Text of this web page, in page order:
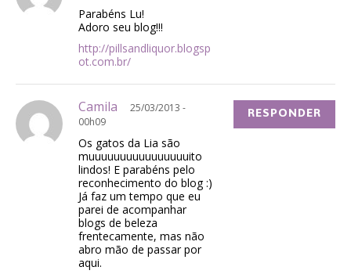
Parabéns Lu!
Adoro seu blog!!!
http://pillsandliquor.blogsp
ot.com.br/
Camila
25/03/2013 -
00h09
Os gatos da Lia são
muuuuuuuuuuuuuuuuito
lindos! E parabéns pelo
reconhecimento do blog :)
Já faz um tempo que eu
parei de acompanhar
blogs de beleza
frentecamente, mas não
abro mão de passar por
aqui.
RESPONDER